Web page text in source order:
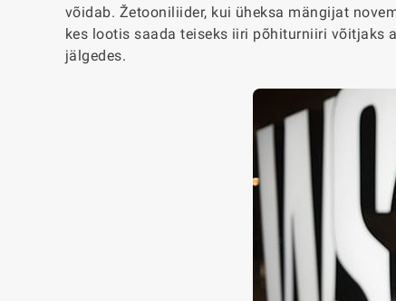
võidab. Žetooniliider, kui üheksa mängijat
kes lootis saada teiseks iiri põhiturniiri võitjaks
jälgedes.